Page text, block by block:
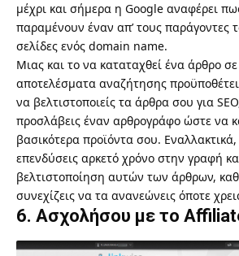
μέχρι και σήμερα η Google αναφέρει
παραμένουν έναν απ’ τους παράγοντες
σελίδες ενός domain name.
Μιας και το να καταταχθεί ένα άρθρο
αποτελέσματα αναζήτησης
να βελτιστοποιείς τα άρθρα σου για
προσλάβεις έναν αρθρογράφο ώστε να
βασικότερα προϊόντα σου.
επενδύσεις αρκετό χρόνο στην γραφή
βελτιστοποίηση αυτών των άρθρων,
συνεχίζεις να τα ανανεώνεις όποτε
6. Ασχολήσου με το